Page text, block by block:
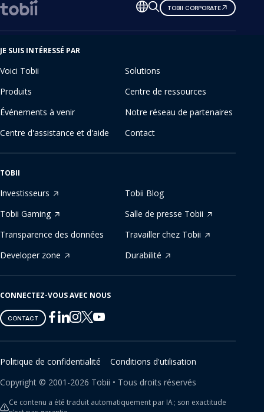
Changer
de
TOBII CORPORATE
JE SUIS INTÉRESSÉ PAR
Voici Tobii
Solutions
Produits
Centre de ressources
Événements à venir
Notre réseau de partenaires
Centre d'assistance et d'aide
Contact
TOBII
Investisseurs
Tobii Blog
Tobii Gaming
Salle de presse Tobii
Transparence des données
Travailler chez Tobii
Developer zone
Durabilité
CONNECTEZ-VOUS AVEC NOUS
CONTACT
Tobii
on
Facebook
Tobii
on
Linkedin
Tobii
on
Instagram
Tobii
on
Twitter
Tobii
on
Youtube
Politique de confidentialité
Conditions d'utilisation
Copyright © 2001-2026 Tobii • Tous droits réservés
Ce contenu a été traduit automatiquement par IA ; son exactitude